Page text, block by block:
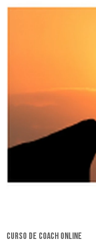
curso de coach online